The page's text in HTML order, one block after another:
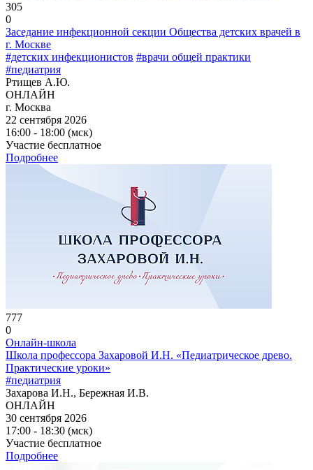
305
0
Заседание инфекционной секции Общества детских врачей в
г. Москве
#детских инфекционистов #врачи общей практики
#педиатрия
Ртищев А.Ю.
ОНЛАЙН
г. Москва
22 сентября 2026
16:00 - 18:00 (мск)
Участие бесплатное
Подробнее
777
0
Онлайн-школа
Школа профессора Захаровой И.Н. «Педиатрическое древо.
Практические уроки»
#педиатрия
Захарова И.Н., Бережная И.В.
ОНЛАЙН
30 сентября 2026
17:00 - 18:30 (мск)
Участие бесплатное
Подробнее